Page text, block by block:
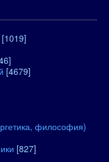
[1019]
[4679]
философия)
[827]